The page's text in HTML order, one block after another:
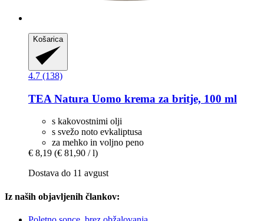
Košarica
4.7 (138)
TEA Natura Uomo krema za britje, 100 ml
s kakovostnimi olji
s svežo noto evkaliptusa
za mehko in voljno peno
€ 8,19 (€ 81,90 / l)
Dostava do 11 avgust
Iz naših objavljenih člankov: